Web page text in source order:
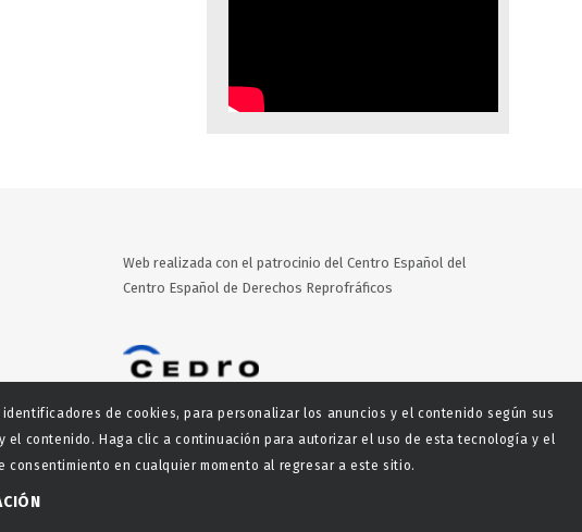
Web realizada con el patrocinio del Centro Español del
Centro Español de Derechos Reprofráficos
de cookies, para personalizar los anuncios y el contenido según sus
contenido. Haga clic a continuación para autorizar el uso de esta tecnología y el
en cualquier momento al regresar a este sitio.